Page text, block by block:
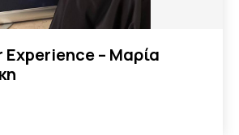
Experience – Μαρία